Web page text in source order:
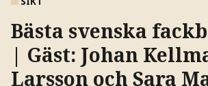
Bästa svenska
| Gäst: Johan
Larsson och Sara